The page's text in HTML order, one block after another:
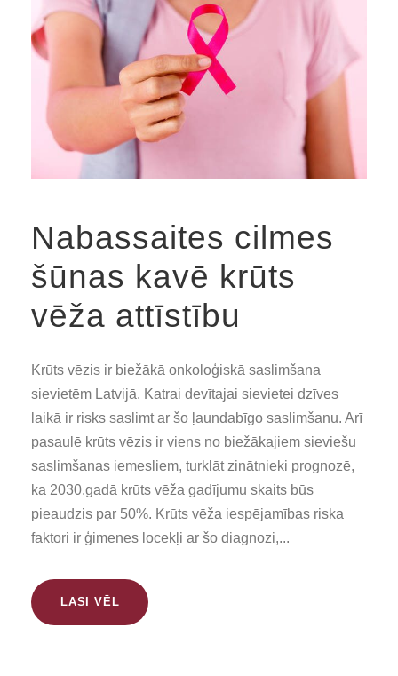
Nabassaites cilmes
šūnas kavē krūts
vēža attīstību
Krūts vēzis ir biežākā onkoloģiskā saslimšana
sievietēm Latvijā. Katrai devītajai sievietei dzīves
laikā ir risks saslimt ar šo ļaundabīgo saslimšanu. Arī
pasaulē krūts vēzis ir viens no biežākajiem sieviešu
saslimšanas iemesliem, turklāt zinātnieki prognozē,
ka 2030.gadā krūts vēža gadījumu skaits būs
pieaudzis par 50%. Krūts vēža iespējamības riska
faktori ir ģimenes locekļi ar šo diagnozi,...
LASI VĒL